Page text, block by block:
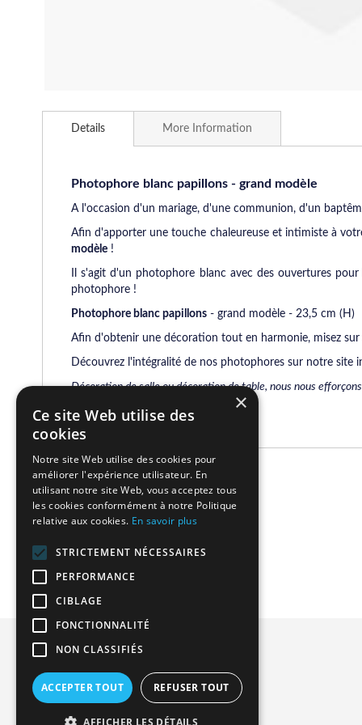
to
gallery
Details
Photophore blanc papillons - grand modèle
A l'occasion d'un mariage, d'une communion, d'un
Afin d'apporter une touche chaleureuse et intimiste à
modèle !
Il s'agit d'un photophore blanc avec des ouvertures
photophore !
Photophore blanc papillons - grand modèle - 23,5 cm (H)
Afin d'obtenir une décoration tout en harmonie, misez
Découvrez l'intégralité de nos photophores sur notre site
Décoration de salle ou décoration de table, nous nous
More Information
Related Products
Privacy and Cookie Policy
Orders and Returns
×
Ce site Web utilise des
cookies
Notre site Web utilise des cookies pour
améliorer l'expérience utilisateur. En
utilisant notre site Web, vous acceptez tous
les cookies conformément à notre Politique
relative aux cookies. En savoir plus
STRICTEMENT NÉCESSAIRES
PERFORMANCE
CIBLAGE
FONCTIONNALITÉ
NON CLASSIFIÉS
ACCEPTER TOUT REFUSER TOUT
AFFICHER LES DÉTAILS